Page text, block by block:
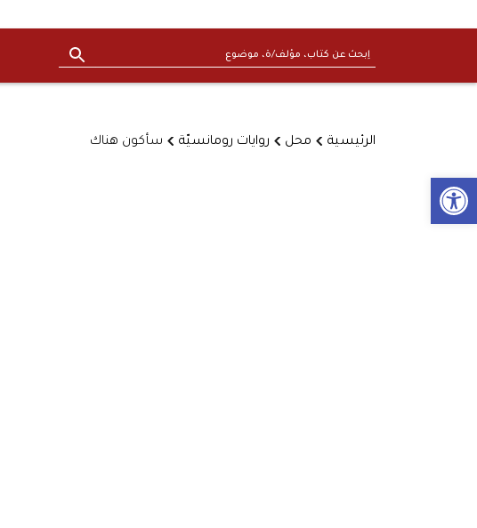
Open toolbar
الرئيسية محل روايات رومانسيّة سأكون هناك